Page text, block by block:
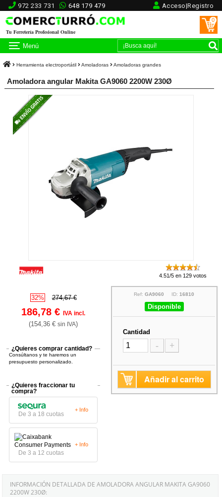
972 233 731 648 179 479 Acceso|Registro
Tu Ferretería Profesional Online
0
Menú
Herramienta electroportátil Amoladoras Amoladoras grandes
Amoladora angular Makita GA9060 2200W 230Ø
4.51/5 en 129 votos
32% 274,67 €
186,78 €IVA incl.
(154,36 €sin IVA)
¿Quieres comprar cantidad?
Consúltanos y te haremos un
presupuesto personalizado.
¿Quieres fraccionar tu
compra?
De 3 a 18 cuotas
+ Info
De 3 a 12 cuotas
+ Info
Ref:GA9060 ID:16810
Disponible
Cantidad
- +
Añadir al carrito
INFORMACIÓN DETALLADA DE AMOLADORA ANGULAR MAKITA GA9060
2200W 230Ø: